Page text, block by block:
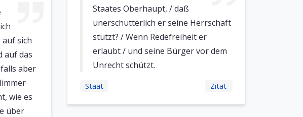
sich
auf das
aber
wie es
über
Staates Oberhaupt, / daß
unerschütterlich er seine Herrschaft
stützt? / Wenn Redefreiheit er
erlaubt / und seine Bürger vor dem
Unrecht schützt.
Staat Zitat